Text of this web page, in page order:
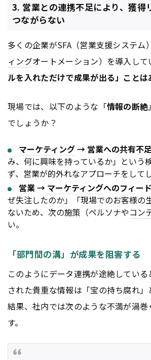
3. 営業との連携不足により、獲得
つながらない
多くの企業がSFA（営業支援システム
ィングオートメーション）を導入して
ルを入れただけで成果が出る」こと
現場では、以下のような「情報の断絶
でしょうか？
マーケティング→ 営業への共有不
み、何に興味を持っているか」という
ず、営業が的外れなアプローチをしてし
営業 → マーケティングへのフィー
ぜ失注したのか」「現場でのお客様の
ないため、次の施策（ペルソナやコン
い。
「部門間の溝」が成果を阻害する
このようにデータ連携が途絶してい
された貴重な情報は「宝の持ち腐れ
結果、社内では次のような不満が渦巻
す。